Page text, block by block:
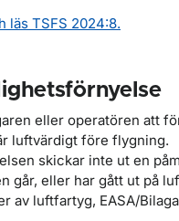
läs TSFS 2024:8.
eller operatören att
luftvärdigt före flygning.
skickar inte ut en
går, eller har gått ut på
av luftfartyg, EASA/